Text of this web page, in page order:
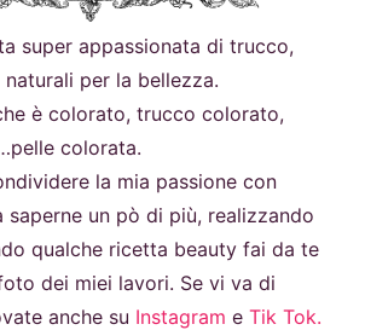
super appassionata di trucco,
per la bellezza.
è colorato, trucco colorato,
colorata.
la mia passione con
saperne un pò di più, realizzando
qualche ricetta beauty fai da te
dei miei lavori. Se vi va di
anche su Instagram e Tik Tok.